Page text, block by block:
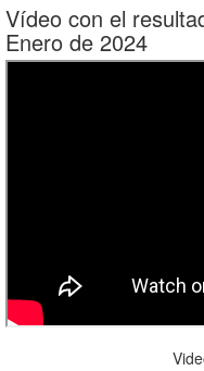
Vídeo con el
Enero de 2024